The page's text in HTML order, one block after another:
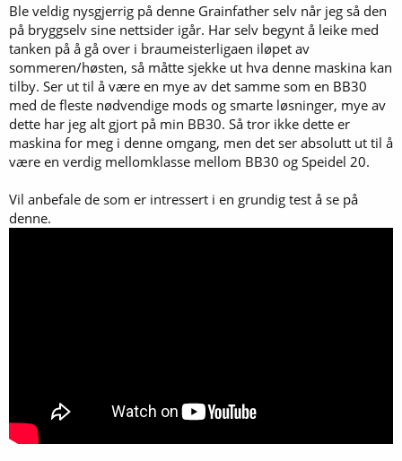
Ble veldig nysgjerrig på denne Grainfather selv når jeg så den
på bryggselv sine nettsider igår. Har selv begynt å leike med
tanken på å gå over i braumeisterligaen iløpet av
sommeren/høsten, så måtte sjekke ut hva denne maskina kan
tilby. Ser ut til å være en mye av det samme som en BB30
med de fleste nødvendige mods og smarte løsninger, mye av
dette har jeg alt gjort på min BB30. Så tror ikke dette er
maskina for meg i denne omgang, men det ser absolutt ut til å
være en verdig mellomklasse mellom BB30 og Speidel 20.
Vil anbefale de som er intressert i en grundig test å se på
denne.